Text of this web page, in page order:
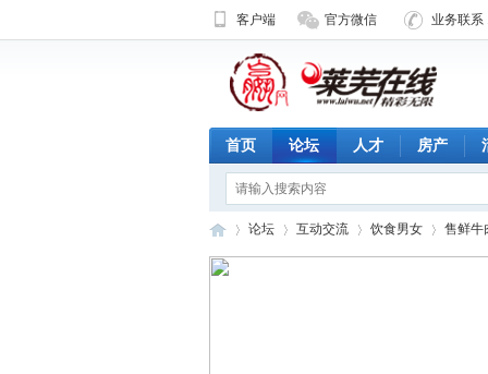
客户端 官方微信 业务联系
首页 论坛 人才 房产
论坛 互动交流 饮食男女 售鲜牛